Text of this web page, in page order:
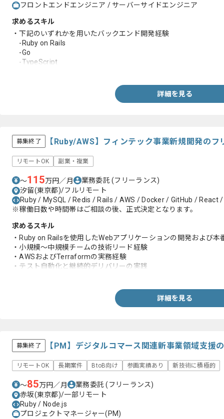
フロントエンドエンジニア / サーバーサイドエンジニア
求めるスキル
・下記のいずれかを用いたバックエンド開発経験
-Ruby on Rails
-Go
-TypeScript
詳細を見る
募集終了 【Ruby/AWS】フィンテック事業新規開発の
リモートOK 副業・複業
〜115万円／月 業務委託(フリーランス)
汐留(東京都)/フルリモート
Ruby / MySQL / Redis / Rails / AWS / Docker / GitHub / React
※稼働日数や時間帯はご相談の後、正式決定となります。
求めるスキル
・Ruby on Railsを使用したWebアプリケーションの開発および本
・小規模〜中規模チームの技術リード経験
・AWSおよびTerraformの実務経験
・テスト自動化と継続的デリバリーの実践
詳細を見る
募集終了 【PM】デジタルコマース関連新事業領域支援
リモートOK 長期案件 BtoB向け 参画実績あり 新技術に積極的
〜85万円／月 業務委託(フリーランス)
赤坂(東京都)/一部リモート
Ruby / Node.js
プロジェクトマネージャー(PM)